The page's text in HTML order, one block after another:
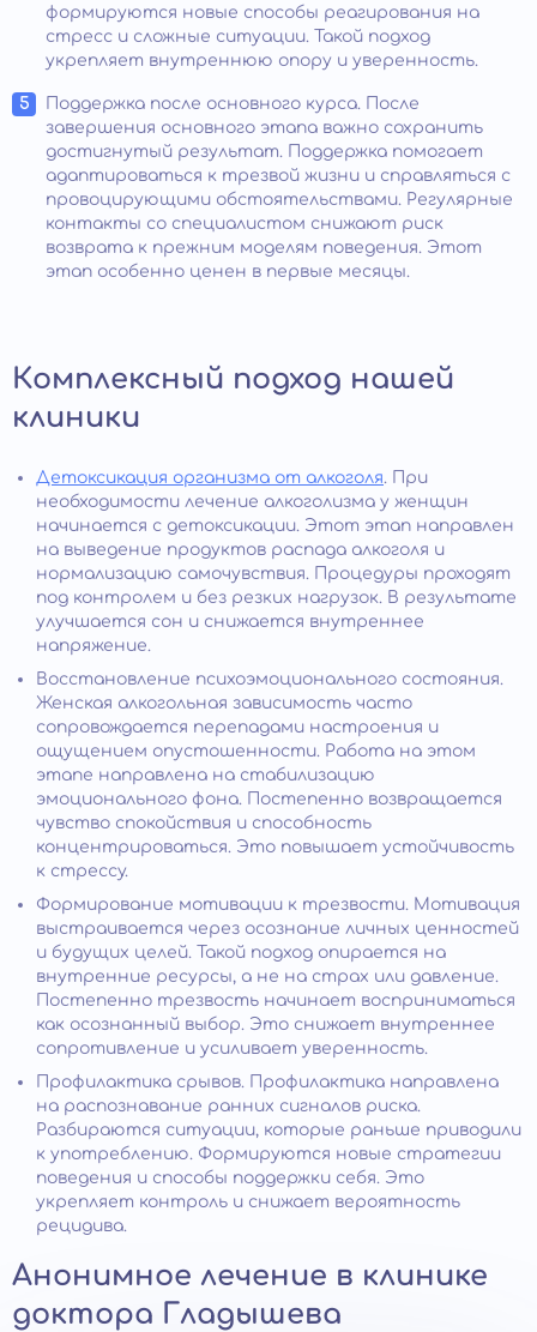
формируются новые способы реагирования на
стресс и сложные ситуации. Такой подход
укрепляет внутреннюю опору и уверенность.
Поддержка после основного курса. После
завершения основного этапа важно сохранить
достигнутый результат. Поддержка помогает
адаптироваться к трезвой жизни и справляться с
провоцирующими обстоятельствами. Регулярные
контакты со специалистом снижают риск
возврата к прежним моделям поведения. Этот
этап особенно ценен в первые месяцы.
Комплексный подход нашей
клиники
Детоксикация организма от алкоголя. При
необходимости лечение алкоголизма у женщин
начинается с детоксикации. Этот этап направлен
на выведение продуктов распада алкоголя и
нормализацию самочувствия. Процедуры проходят
под контролем и без резких нагрузок. В результате
улучшается сон и снижается внутреннее
напряжение.
Восстановление психоэмоционального состояния.
Женская алкогольная зависимость часто
сопровождается перепадами настроения и
ощущением опустошенности. Работа на этом
этапе направлена на стабилизацию
эмоционального фона. Постепенно возвращается
чувство спокойствия и способность
концентрироваться. Это повышает устойчивость
к стрессу.
Формирование мотивации к трезвости. Мотивация
выстраивается через осознание личных ценностей
и будущих целей. Такой подход опирается на
внутренние ресурсы, а не на страх или давление.
Постепенно трезвость начинает восприниматься
как осознанный выбор. Это снижает внутреннее
сопротивление и усиливает уверенность.
Профилактика срывов. Профилактика направлена
на распознавание ранних сигналов риска.
Разбираются ситуации, которые раньше приводили
к употреблению. Формируются новые стратегии
поведения и способы поддержки себя. Это
укрепляет контроль и снижает вероятность
рецидива.
Анонимное лечение в клинике
доктора Гладышева